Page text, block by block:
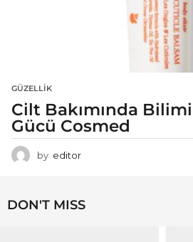
GÜZELLIK
Cilt Bakımında
Gücü Cosmed
by editor
DON'T MISS